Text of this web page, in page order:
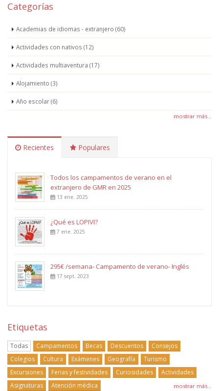
Categorías
Academias de idiomas - extranjero (60)
Actividades con nativos (12)
Actividades multiaventura (17)
Alojamiento (3)
Año escolar (6)
mostrar más...
Recientes Populares
Todos los campamentos de verano en el
extranjero de GMR en 2025
13 ene. 2025
¿Qué es LOPIVI?
7 ene. 2025
295€ /semana- Campamento de verano- Inglés
17 sept. 2023
Etiquetas
Todas Campamentos Becas Descuentos
Consejos
Colegios
Cultura Exámenes Geografía
Turismo
Excursiones
Ferias y festividades Curiosidades
Actividades
Asignaturas
Atención médica mostrar más...